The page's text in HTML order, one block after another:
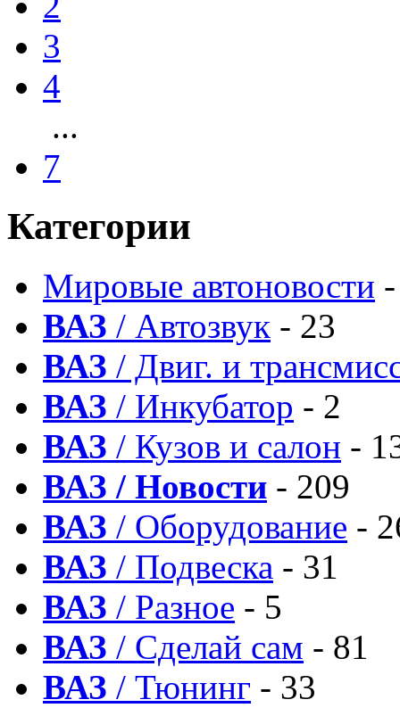
3
4
...
7
Категории
Мировые автоновости
ВАЗ / Автозвук - 23
ВАЗ / Двиг. и
ВАЗ / Инкубатор - 2
ВАЗ / Кузов и салон -
ВАЗ / Новости - 209
ВАЗ / Оборудование -
ВАЗ / Подвеска - 31
ВАЗ / Разное - 5
ВАЗ / Сделай сам - 81
ВАЗ / Тюнинг - 33